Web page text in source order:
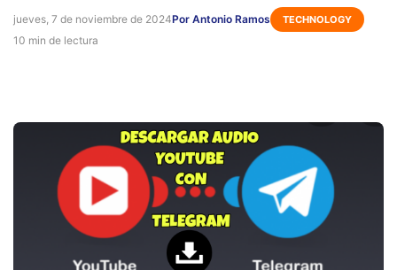
jueves, 7 de noviembre de 2024Por Antonio Ramos TECHNOLOGY
10 min de lectura